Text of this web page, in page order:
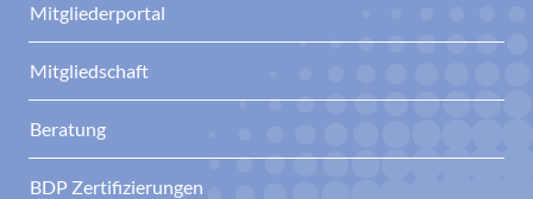
Mitgliederportal
Mitgliedschaft
Beratung
BDP Zertifizierungen